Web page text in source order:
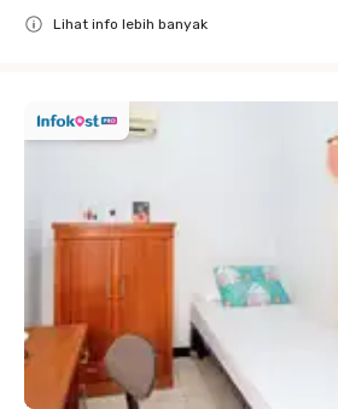
Lihat info lebih banyak